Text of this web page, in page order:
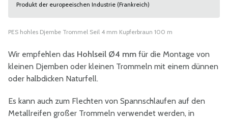
Produkt der europeeischen Industrie (Frankreich)
PES hohles Djembe Trommel Seil 4 mm Kupferbraun 100 m
Wir empfehlen das Hohlseil Ø4 mm für die Montage von
kleinen Djemben oder kleinen Trommeln mit einem dünnen
oder halbdicken Naturfell.
Es kann auch zum Flechten von Spannschlaufen auf den
Metallreifen großer Trommeln verwendet werden, in